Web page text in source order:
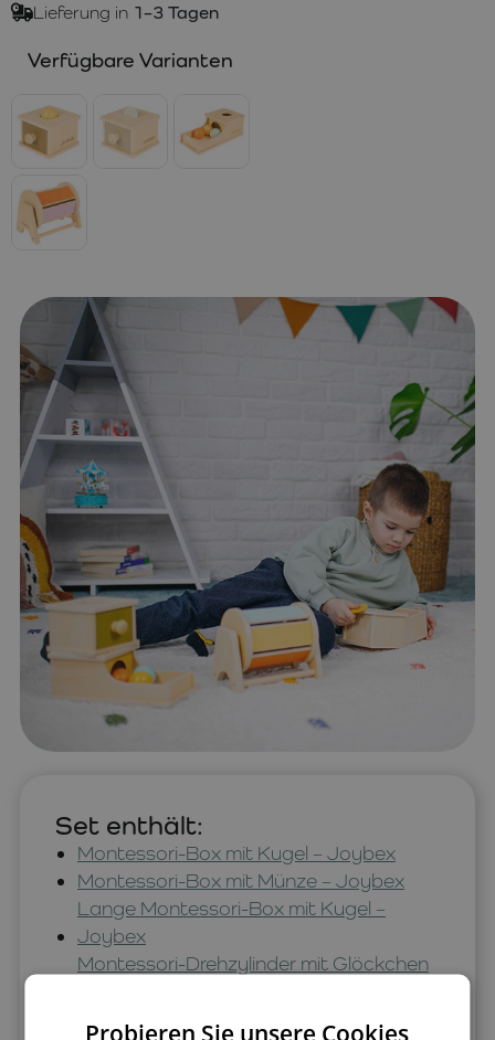
Lieferung in 1–3 Tagen
Verfügbare Varianten
Set enthält:
Montessori-Box mit Kugel – Joybex
Montessori-Box mit Münze – Joybex
Lange Montessori-Box mit Kugel –
Joybex
Montessori-Drehzylinder mit Glöckchen
Probieren Sie unsere Cookies